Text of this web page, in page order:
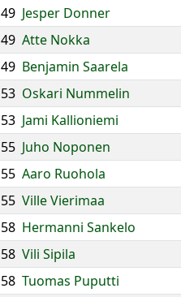
49 Jesper Donner
49 Atte Nokka
49 Benjamin Saarela
53 Oskari Nummelin
53 Jami Kallioniemi
55 Juho Noponen
55 Aaro Ruohola
55 Ville Vierimaa
58 Hermanni Sankelo
58 Vili Sipila
58 Tuomas Puputti